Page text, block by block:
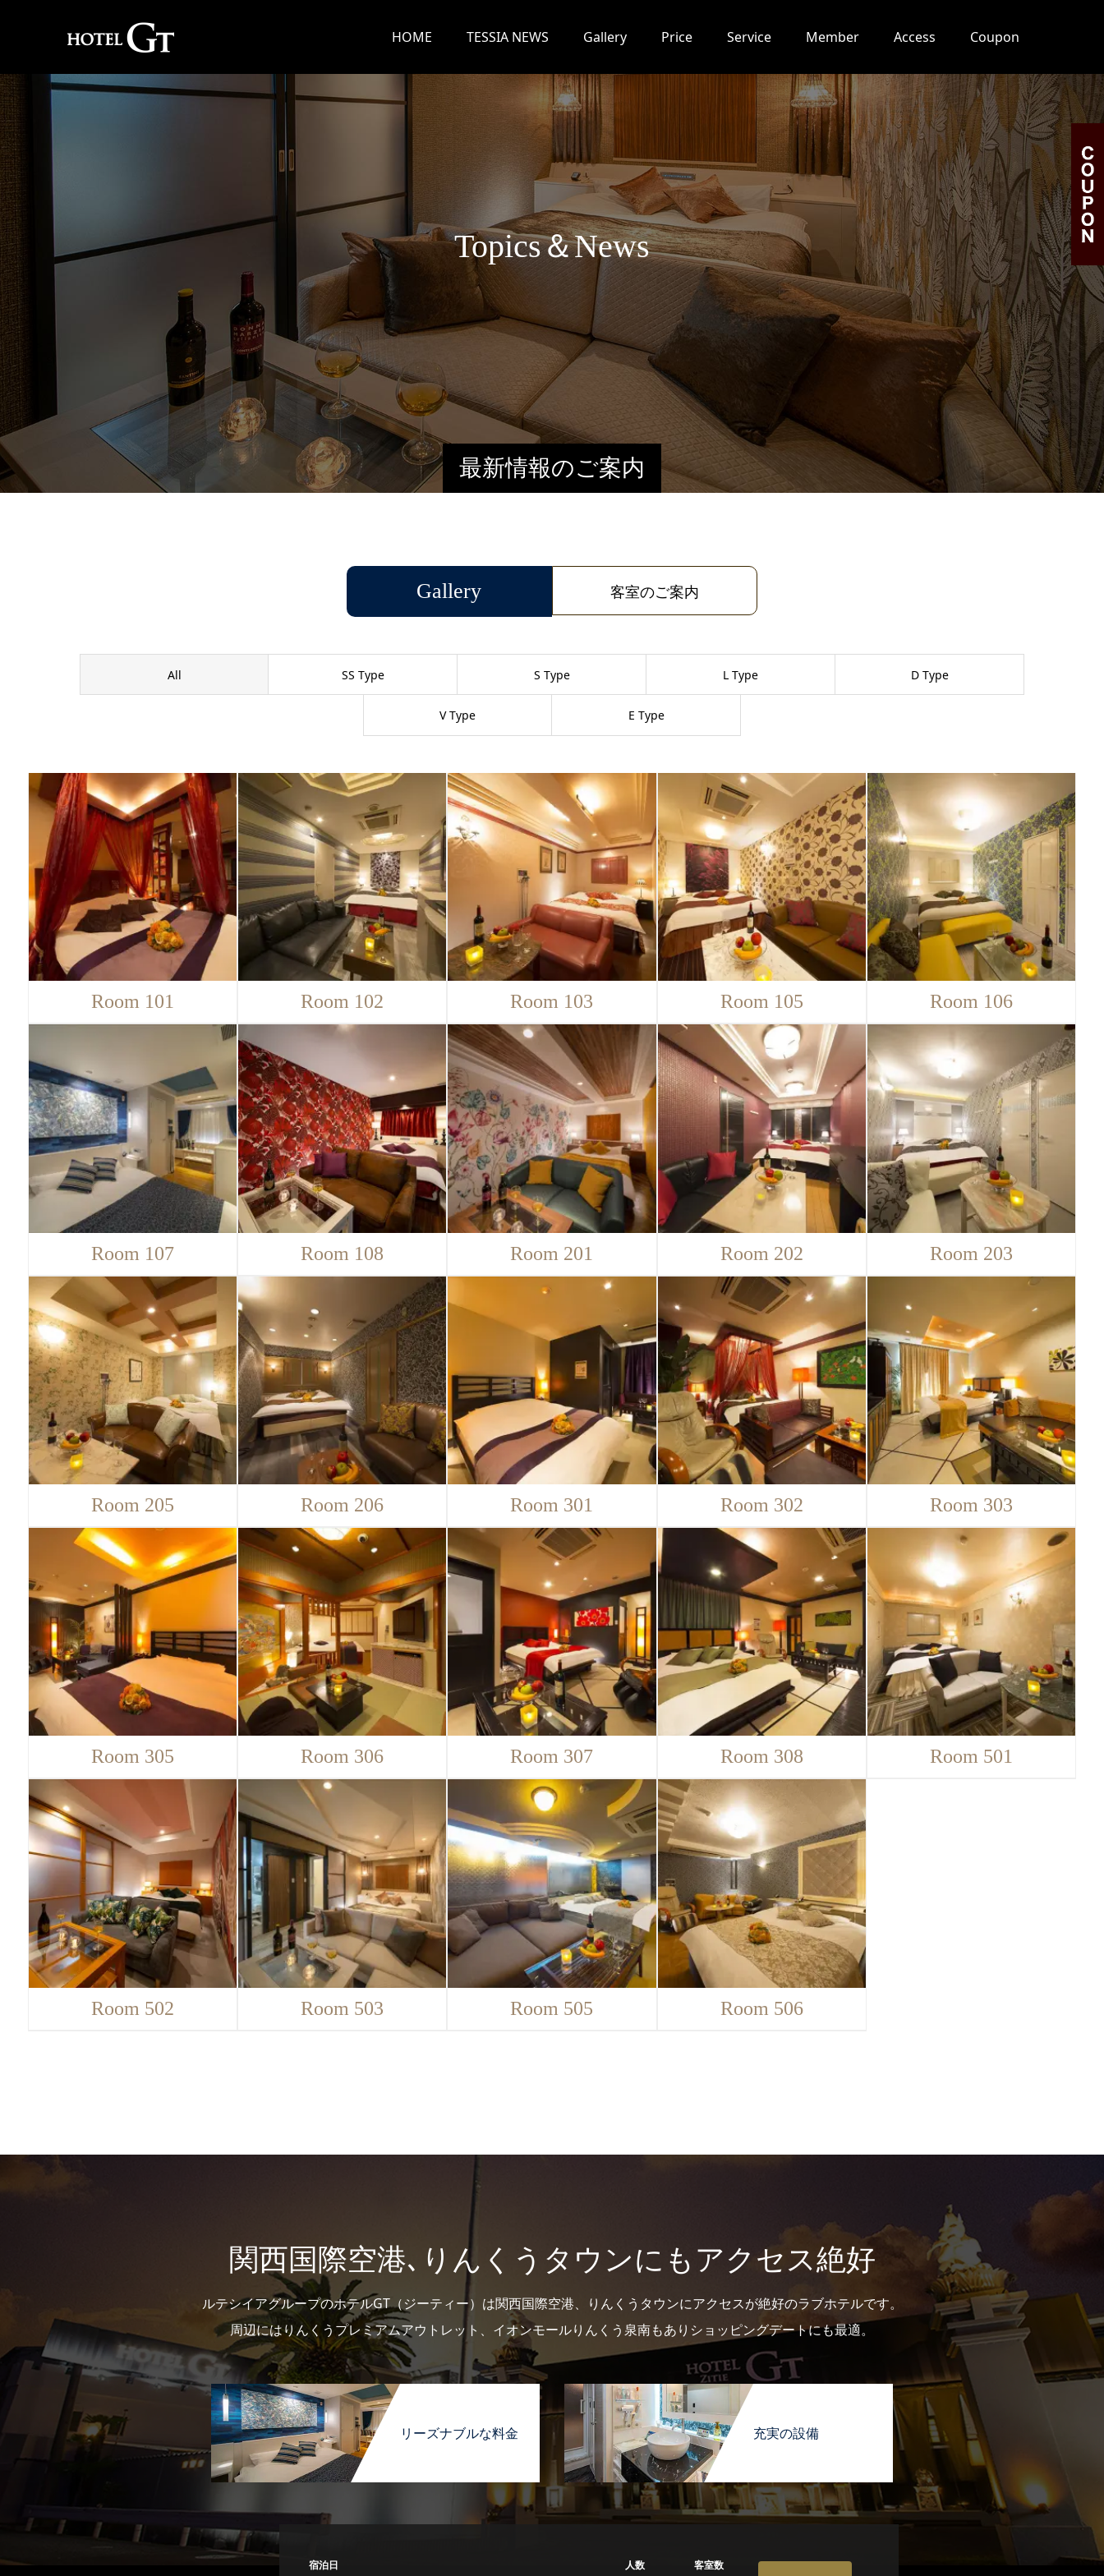
HOME TESSIA NEWS Gallery Price Service Member Access Coupon
最新情報のご案内
Topics＆News
Gallery 客室のご案内
All SS Type S Type L Type D Type
V Type E Type
Room 101 Room 102 Room 103 Room 105 Room 106
Room 107 Room 108 Room 201 Room 202 Room 203
Room 205 Room 206 Room 301 Room 302 Room 303
Room 305 Room 306 Room 307 Room 308 Room 501
Room 502 Room 503 Room 505 Room 506
関西国際空港､りんくうタウンにもアクセス絶好
ルテシイアグループのホテルGT（ジーティー）は関西国際空港、りんくうタウンにアクセスが絶好のラブホテルです。
周辺にはりんくうプレミアムアウトレット、イオンモールりんくう泉南もありショッピングデートにも最適。
リーズナブルな料金 充実の設備
宿泊日 人数 客室数